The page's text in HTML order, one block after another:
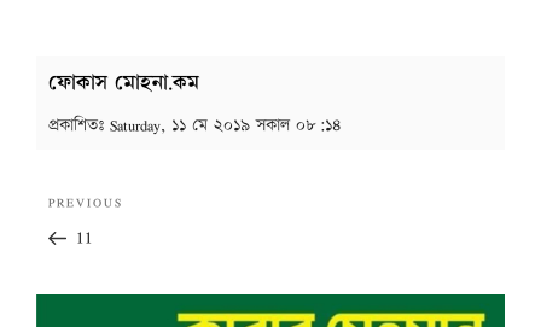
ফোকাস মোহনা.কম
প্রকাশিতঃ Saturday, ১১ মে ২০১৯ সকাল ০৮:১৪
navigation
Previous
Post
PREVIOUS
11